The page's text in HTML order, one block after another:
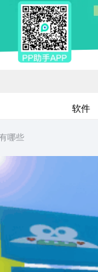
软件
哪些